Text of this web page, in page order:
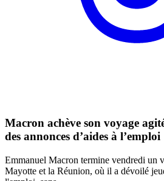
Macron achève son voyage
des annonces d’aides à l’emploi
Emmanuel Macron termine vendredi un
Mayotte et la Réunion, où il a dévoilé